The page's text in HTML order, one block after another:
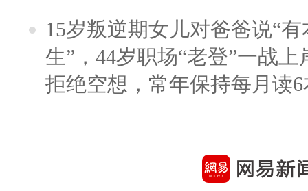
15岁叛逆期女儿对爸爸说“
生”，44岁职场“老登”一战上
拒绝空想，常年保持每月读